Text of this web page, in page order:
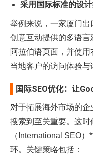
采用国际标准的设
举例来说，一家厦门
创意互动提供的多语言
阿拉伯语页面，并使
当地客户的访问体验与
国际SEO优化：让
对于拓展海外市场的
搜索到至关重要。这
（International SEO
环。关键策略包括：